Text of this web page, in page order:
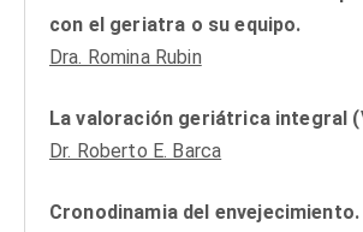
con el geriatra o su equipo.
Dra. Romina Rubin
La valoración geriátrica integral
Dr. Roberto E. Barca
Cronodinamia del envejecimiento.